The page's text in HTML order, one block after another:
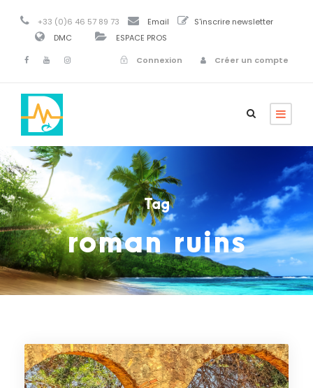
+33 (0)6 46 57 89 73 Email
S'inscrire newsletter
DMC
ESPACE PROS
Connexion
Créer un compte
Tag
roman ruins